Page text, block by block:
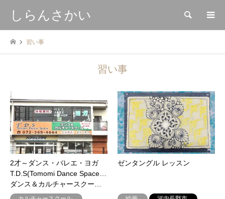
しらんさかい 検索
習い事
習い事
2才～ダンス・バレエ・ヨガ
T.D.S(Tomomi Dance Space)
ダンス＆カルチャースクー…
ゼンタングル レッスン